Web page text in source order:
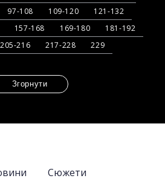
97-108 109-120
121-132
157-168 169-180
181-192
205-216 217-228 229
Згорнути
Сюжети